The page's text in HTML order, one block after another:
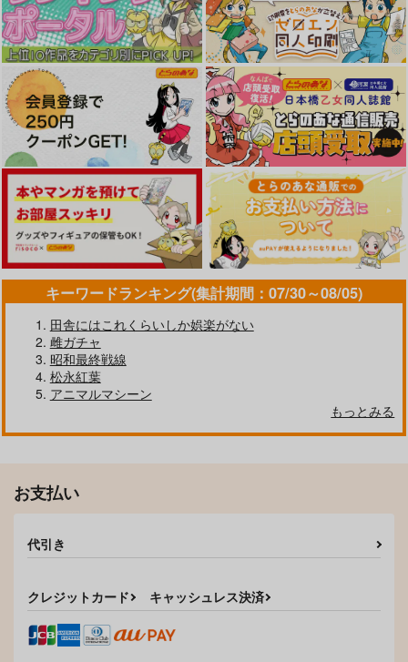
キーワードランキング(集計期間：07/30～08/05)
田舎にはこれくらいしか娯楽がない
雌ガチャ
昭和最終戦線
松永紅葉
アニマルマシーン
もっとみる
お支払い
代引き
クレジットカード キャッシュレス決済